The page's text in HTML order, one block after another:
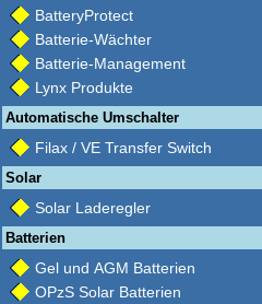
BatteryProtect
Batterie-Wächter
Batterie-Management
Lynx Produkte
Automatische Umschalter
Filax / VE Transfer Switch
Solar
Solar Laderegler
Batterien
Gel und AGM Batterien
OPzS Solar Batterien